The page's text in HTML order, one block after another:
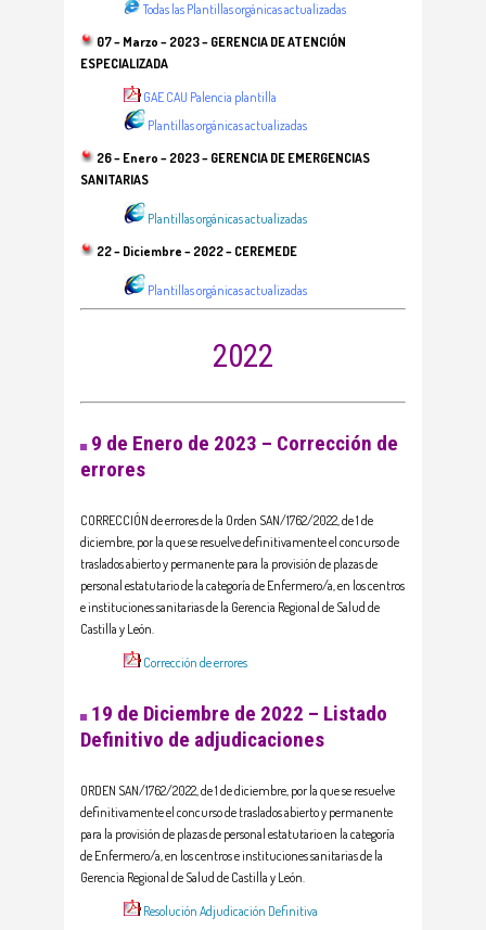
Todas las Plantillas orgánicas actualizadas
07 – Marzo – 2023 – GERENCIA DE ATENCIÓN
ESPECIALIZADA
GAE CAU Palencia plantilla
Plantillas orgánicas actualizadas
26 – Enero – 2023 – GERENCIA DE EMERGENCIAS
SANITARIAS
Plantillas orgánicas actualizadas
22 – Diciembre – 2022 – CEREMEDE
Plantillas orgánicas actualizadas
2022
9 de Enero de 2023 – Corrección de
errores
CORRECCIÓN de errores de la Orden SAN/1762/2022, de 1 de
diciembre, por la que se resuelve definitivamente el concurso de
traslados abierto y permanente para la provisión de plazas de
personal estatutario de la categoría de Enfermero/a, en los centros
e instituciones sanitarias de la Gerencia Regional de Salud de
Castilla y León.
Corrección de errores
19 de Diciembre de 2022 – Listado
Definitivo de adjudicaciones
ORDEN SAN/1762/2022, de 1 de diciembre, por la que se resuelve
definitivamente el concurso de traslados abierto y permanente
para la provisión de plazas de personal estatutario en la categoría
de Enfermero/a, en los centros e instituciones sanitarias de la
Gerencia Regional de Salud de Castilla y León.
Resolución Adjudicación Definitiva